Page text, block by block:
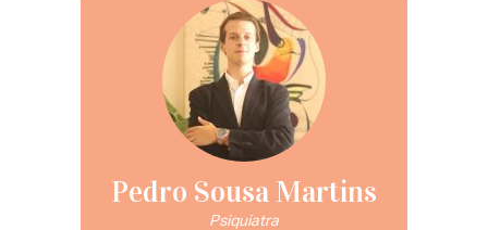
Pedro Sousa Martins
Psiquiatra